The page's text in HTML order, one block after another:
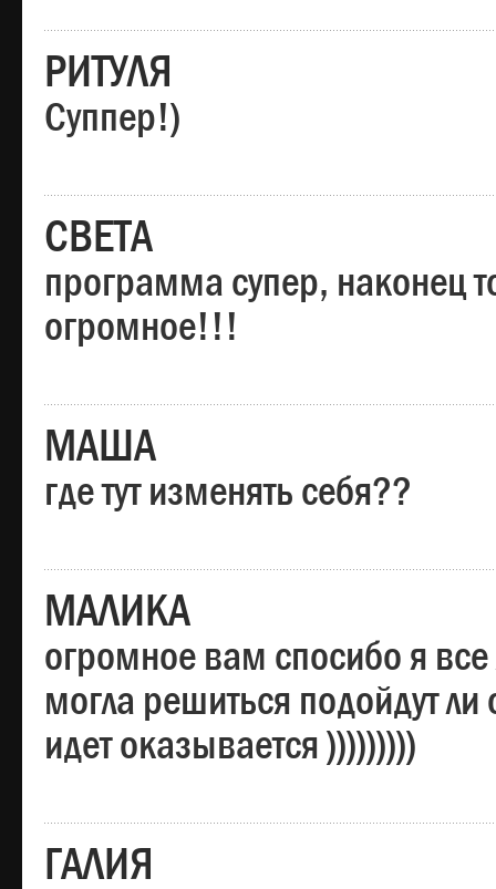
РИТУЛЯ
Суппер!)
СВЕТА
программа супер, наконец
огромное!!!
МАША
где тут изменять себя??
МАЛИКА
огромное вам спосибо я
могла решиться подойдут ли
идет оказывается )))))))))
ГАЛИЯ